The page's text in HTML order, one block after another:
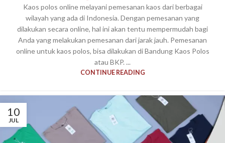
Kaos polos online melayani pemesanan kaos dari berbagai
wilayah yang ada di Indonesia. Dengan pemesanan yang
dilakukan secara online, hal ini akan tentu mempermudah bagi
Anda yang melakukan pemesanan dari jarak jauh. Pemesanan
online untuk kaos polos, bisa dilakukan di Bandung Kaos Polos
atau BKP. ...
CONTINUE READING
10
JUL